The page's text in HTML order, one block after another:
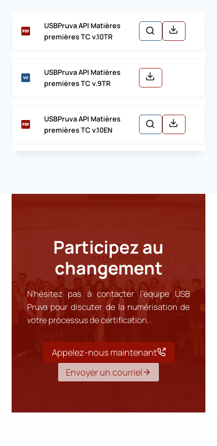
USBPruva API Matières
premières TC v.10TR
USBPruva API Matières
premières TC v.9TR
USBPruva API Matières
premières TC v.10EN
Participez au
changement
N’hésitez pas à contacter l’équipe USB
Pruva pour discuter de la numérisation de
votre processus de certification.
Appelez-nous maintenant
Envoyer un courriel